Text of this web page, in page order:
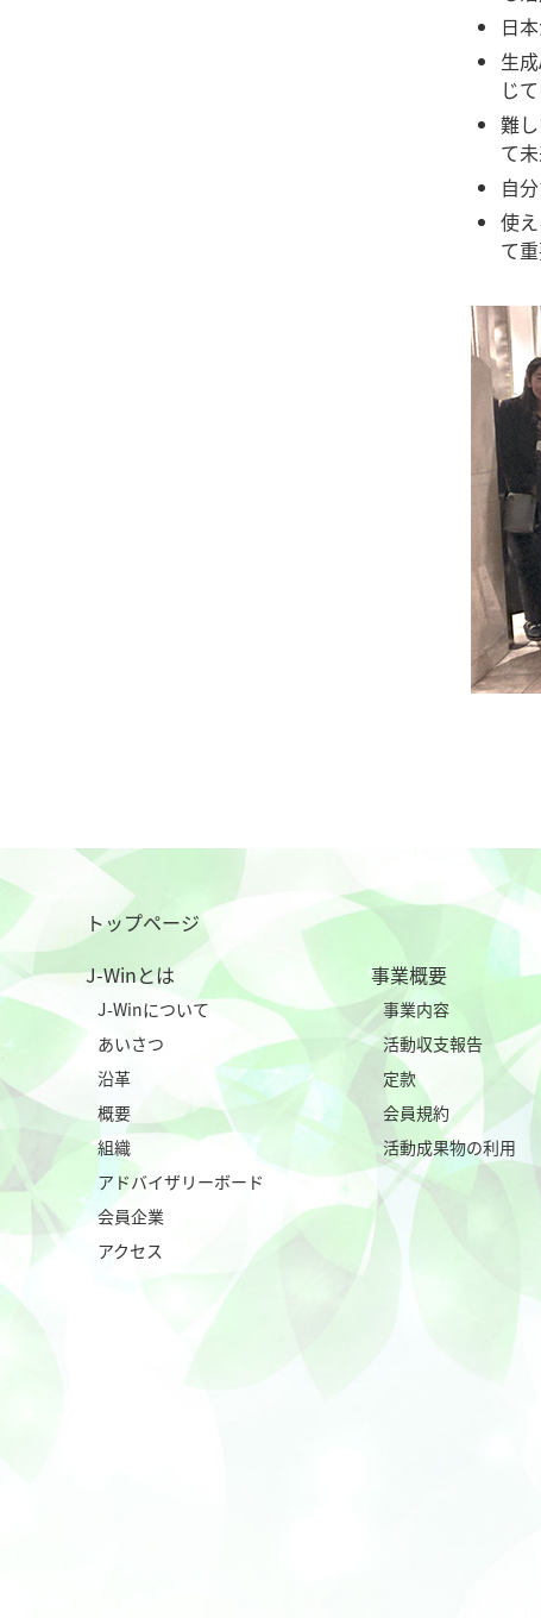
日
生
じ
難
て
自
使
て
トップページ
J-Winとは
J-Winについて
あいさつ
沿革
概要
組織
アドバイザリーボード
会員企業
アクセス
事業概要
事業内容
活動収支報告
定款
会員規約
活動成果物の利用